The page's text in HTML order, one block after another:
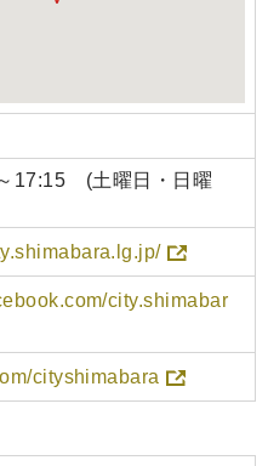
17:15 (土曜日・日曜
city.shimabar
cityshimabara